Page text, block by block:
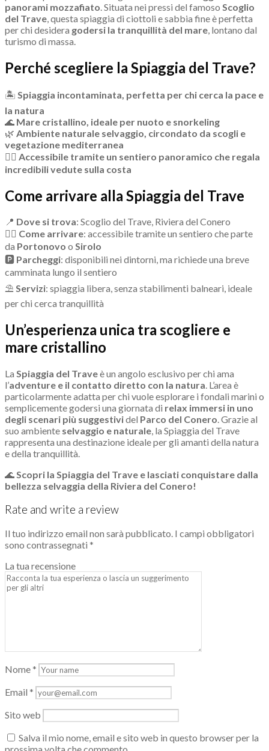
panorami mozzafiato. Situata nei pressi del famoso Scoglio
del Trave, questa spiaggia di ciottoli e sabbia fine è perfetta
per chi desidera godersi la tranquillità del mare, lontano dal
turismo di massa.
Perché scegliere la Spiaggia del Trave?
🏝 Spiaggia incontaminata, perfetta per chi cerca la pace e
la natura
🌊 Mare cristallino, ideale per nuoto e snorkeling
🌿 Ambiente naturale selvaggio, circondato da scogli e
vegetazione mediterranea
🚶‍♂ Accessibile tramite un sentiero panoramico che regala
incredibili vedute sulla costa
Come arrivare alla Spiaggia del Trave
📍 Dove si trova: Scoglio del Trave, Riviera del Conero
🚶‍♂ Come arrivare: accessibile tramite un sentiero che parte
da Portonovo o Sirolo
🅿 Parcheggi: disponibili nei dintorni, ma richiede una breve
camminata lungo il sentiero
⛱ Servizi: spiaggia libera, senza stabilimenti balneari, ideale
per chi cerca tranquillità
Un’esperienza unica tra scogliere e
mare cristallino
La Spiaggia del Traveè un angolo esclusivo per chi ama
l’adventure e il contatto diretto con la natura. L’area è
particolarmente adatta per chi vuole esplorare i fondali marini o
semplicemente godersi una giornata di relax immersi in uno
degli scenari più suggestividel Parco del Conero. Grazie al
suo ambiente selvaggio e naturale, la Spiaggia del Trave
rappresenta una destinazione ideale per gli amanti della natura
e della tranquillità.
🌊Scopri la Spiaggia del Trave e lasciati conquistare dalla
bellezza selvaggia della Riviera del Conero!
Rate and write a review
Il tuo indirizzo email non sarà pubblicato. I campi obbligatori
sono contrassegnati *
La tua recensione
Nome*
Email *
Sito web
Salva il mio nome, email e sito web in questo browser per la
prossima volta che commento.